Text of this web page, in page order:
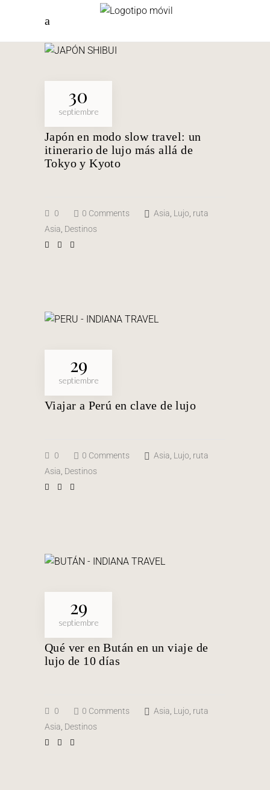
30
septiembre
Japón en modo slow travel: un
itinerario de lujo más allá de
Tokyo y Kyoto
0 0 Comments Asia Lujo ruta
Asia Destinos
29
septiembre
Viajar a Perú en clave de lujo
0 0 Comments Asia Lujo ruta
Asia Destinos
29
septiembre
Qué ver en Bután en un viaje de
lujo de 10 días
0 0 Comments Asia Lujo ruta
Asia Destinos